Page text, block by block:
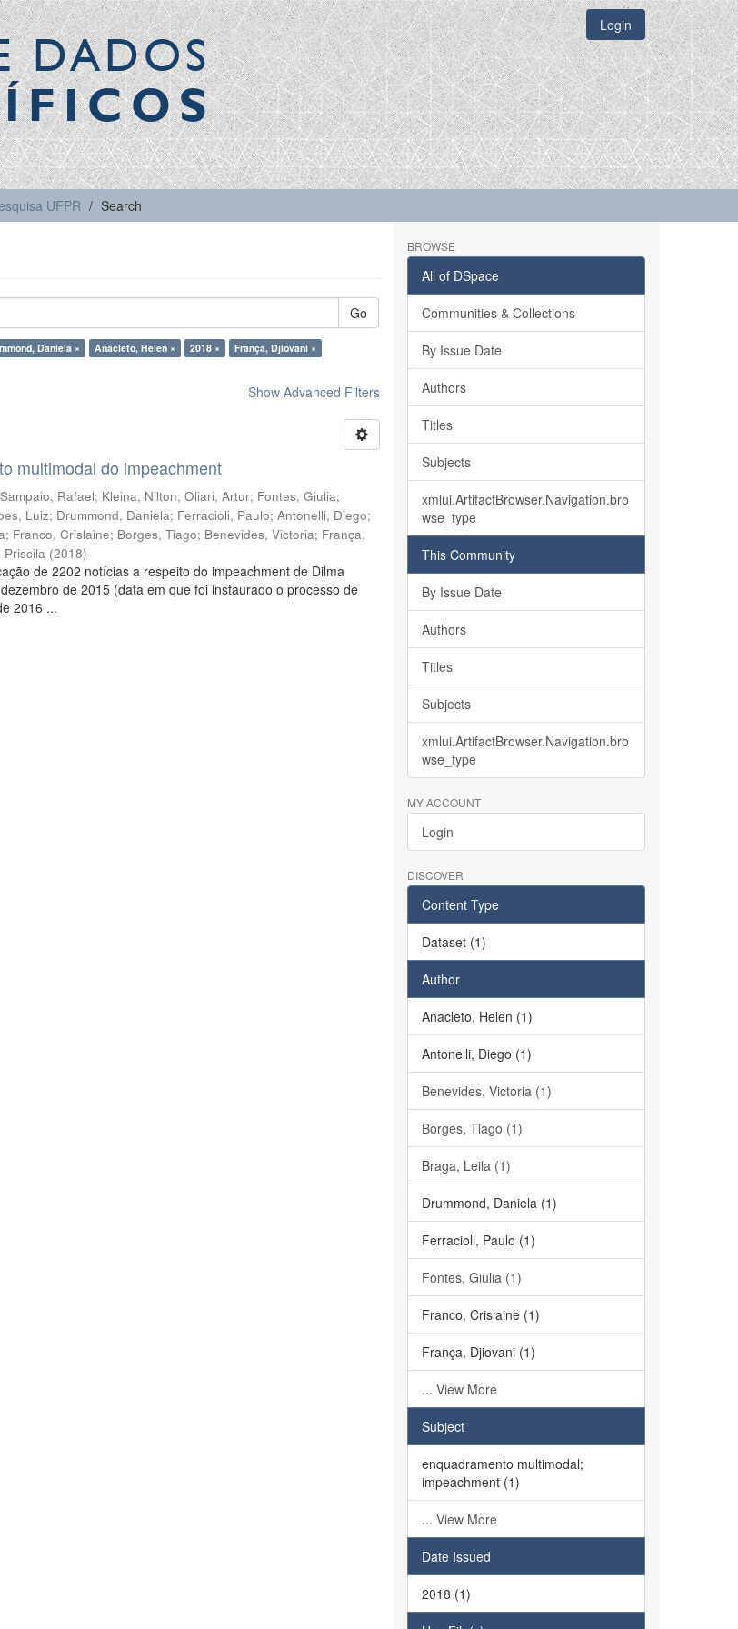
DADOS Login
UFPR Search
Go
Daniela × Anacleto, Helen × 2018 ×
França, Djiovani ×
Show Advanced Filters
multimodal do impeachment
Sampaio, Rafael; Kleina, Nilton;Oliari, Artur; Fontes, Giulia;
Luiz; Drummond, Daniela; Ferracioli, Paulo;Antonelli, Diego;
; Franco, Crislaine; Borges, Tiago; Benevides, Victoria; França,
Priscila (2018)
de 2202 notícias a respeito do impeachment de Dilma
de 2015 (data em que foi instaurado o processo de
2016 ...
BROWSE
All of DSpace
Communities & Collections
By Issue Date
Authors
Titles
Subjects
xmlui.ArtifactBrowser.Navigation.bro
wse_type
This Community
By Issue Date
Authors
Titles
Subjects
xmlui.ArtifactBrowser.Navigation.bro
wse_type
MY ACCOUNT
Login
DISCOVER
Content Type
Dataset (1)
Author
Anacleto, Helen (1)
Antonelli, Diego (1)
Benevides, Victoria (1)
Borges, Tiago (1)
Braga, Leila (1)
Drummond, Daniela (1)
Ferracioli, Paulo (1)
Fontes, Giulia (1)
Franco, Crislaine (1)
França, Djiovani (1)
... View More
Subject
enquadramento multimodal;
impeachment (1)
... View More
Date Issued
2018 (1)